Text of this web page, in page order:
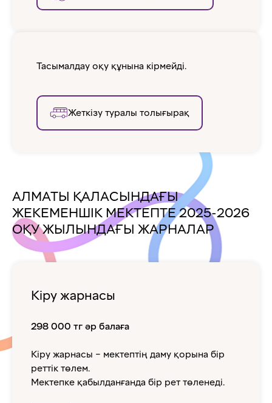
Тасымалдау оқу құнына кірмейді.
Жеткізу туралы толығырақ
АЛМАТЫ ҚАЛАСЫНДАҒЫ
ЖЕКЕМЕНШІК МЕКТЕПТЕ 2025-2026
ОҚУ ЖЫЛЫНДАҒЫ ЖАРНАЛАР
Кіру жарнасы
298 000 тг әр балаға
Кіру жарнасы – мектептің даму қорына бір
реттік төлем.
Мектепке қабылданғанда бір рет төленеді.